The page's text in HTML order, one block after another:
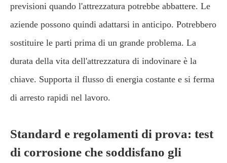
previsioni quando l'attrezzatura potrebbe abbattere. Le
aziende possono quindi adattarsi in anticipo. Potrebbero
sostituire le parti prima di un grande problema. La
durata della vita dell'attrezzatura di indovinare è la
chiave. Supporta il flusso di energia costante e si ferma
di arresto rapidi nel lavoro.
Standard e regolamenti di prova: test
di corrosione che soddisfano gli